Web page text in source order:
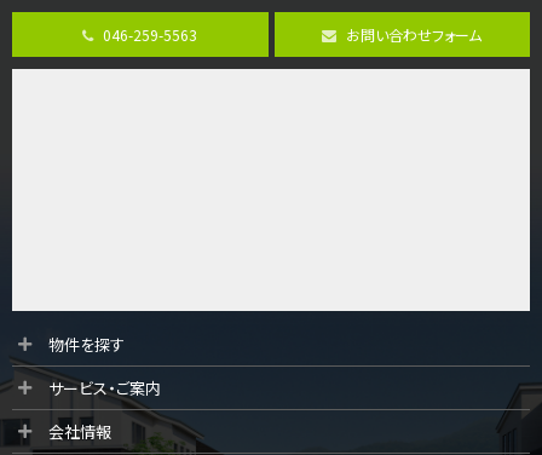
3,680万円
4ＬＤＫ
さがみ野駅
第10位
4,190万円
桜ヶ丘駅
046-259-5563 お問い合わせフォーム
物件を探す
サービス・ご案内
会社情報